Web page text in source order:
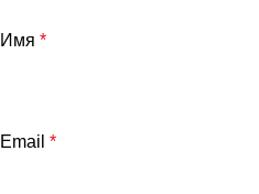
Имя*
Email*